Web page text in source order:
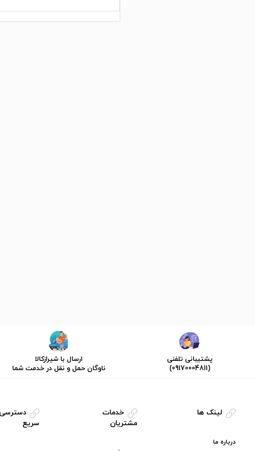
پشتیبانی تلفنی
(09170004811)
ارسال با شیرازکالا
ناوگان حمل و نقل در خدمت شما
لینک ها
درباره ما
خدمات
مشتریان
دسترسی
سریع